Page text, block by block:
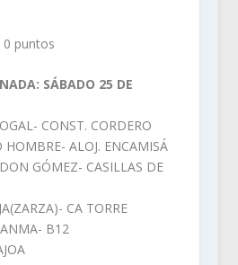
puntos
SÁBADO 25 DE
CONST. CORDERO
HOMBRE- ALOJ. ENCAMISÁ
GÓMEZ- CASILLAS DE
CA TORRE
B12